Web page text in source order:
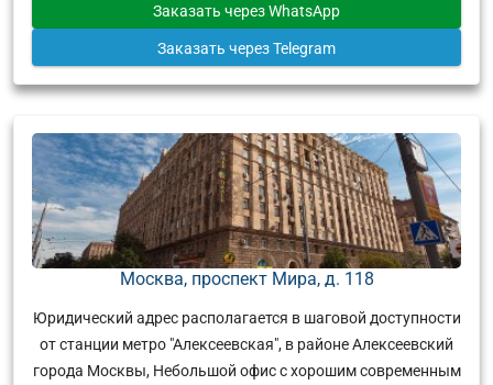
Заказать через WhatsApp
Заказать через Telegram
Москва, проспект Мира, д. 118
Юридический адрес располагается в шаговой доступности
от станции метро "Алексеевская", в районе Алексеевский
города Москвы, Небольшой офис с хорошим современным